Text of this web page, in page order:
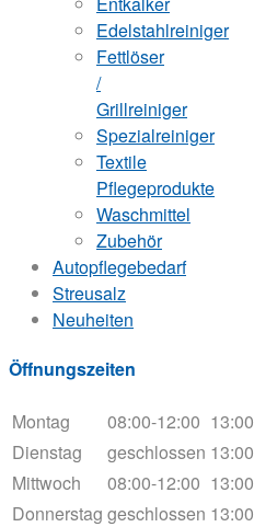
Edelstahlreiniger
Fettlöser
/
Grillreiniger
Spezialreiniger
Textile
Pflegeprodukte
Waschmittel
Zubehör
Autopflegebedarf
Streusalz
Neuheiten
Öffnungszeiten
Montag 08:00-12:00
Dienstag
geschlossen
Mittwoch
08:00-12:00
Donnerstag geschlossen